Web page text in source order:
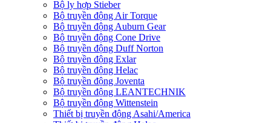
Bộ ly hợp Stieber
Bộ truyền động Air Torque
Bộ truyền động Auburn Gear
Bộ truyền động Cone Drive
Bộ truyền động Duff Norton
Bộ truyền động Exlar
Bộ truyền động Helac
Bộ truyền động Joventa
Bộ truyền động LEANTECHNIK
Bộ truyền động Wittenstein
Thiết bị truyền động Asahi/America